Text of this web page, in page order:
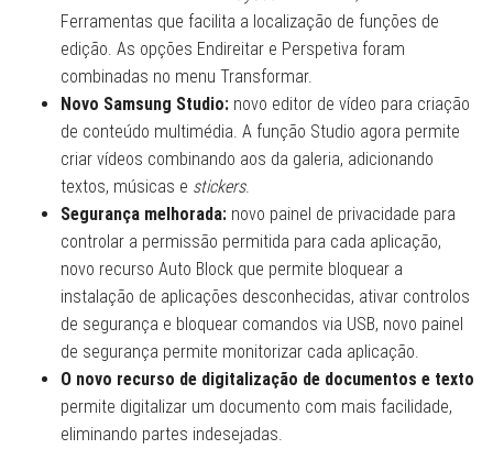
Ferramentas que facilita a localização de funções de
edição. As opções Endireitar e Perspetiva foram
combinadas no menu Transformar.
Novo Samsung Studio: novo editor de vídeo para criação
de conteúdo multimédia. A função Studio agora permite
criar vídeos combinando aos da galeria, adicionando
textos, músicas e stickers.
Segurança melhorada: novo painel de privacidade para
controlar a permissão permitida para cada aplicação,
novo recurso Auto Block que permite bloquear a
instalação de aplicações desconhecidas, ativar controlos
de segurança e bloquear comandos via USB, novo painel
de segurança permite monitorizar cada aplicação.
O novo recurso de digitalização de documentos e texto
permite digitalizar um documento com mais facilidade,
eliminando partes indesejadas.